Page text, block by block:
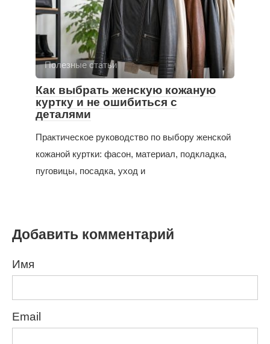
Полезные статьи
Как выбрать женскую кожаную
куртку и не ошибиться с
деталями
Практическое руководство по выбору женской
кожаной куртки: фасон, материал, подкладка,
пуговицы, посадка, уход и
Добавить комментарий
Имя
Email